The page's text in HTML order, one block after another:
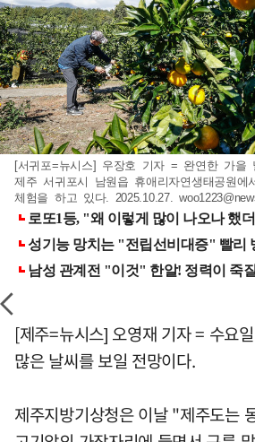
[서귀포=뉴시스] 우장호 기자 = 완연한 가을
제주 서귀포시 남원읍 휴애리자연생태공원에
체험을 하고 있다. 2025.10.27.
[제주=뉴시스] 오영재 기자 = 수요
많은 날씨를 보일 전망이다.
제주지방기상청은 이날 "제주도는